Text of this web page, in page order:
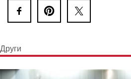
Други